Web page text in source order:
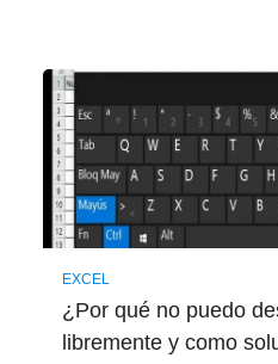
EXCEL
¿Por qué no puedo
libremente y como